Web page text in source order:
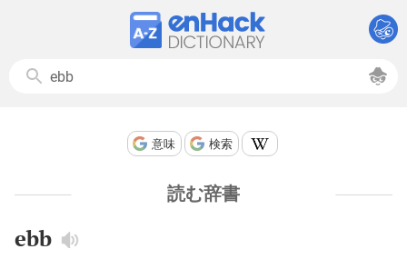
意味 検索
読む辞書
ebb